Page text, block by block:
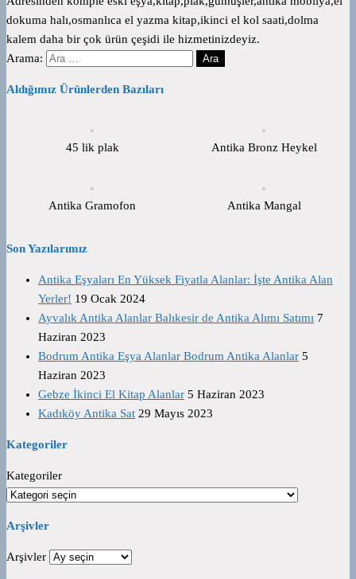
dokuma halı,osmanlıca el yazma kitap,ikinci el kol saati,dolma
kalem daha bir çok ürün çeşidi ile hizmetinizdeyiz.
Arama:
Aldığımız Ürünlerden Bazıları
45 lik plak Antika Bronz Heykel
Antika Gramofon Antika Mangal
Son Yazılarımız
Antika Eşyaları En Yüksek Fiyatla Alanlar: İşte Antika Alan
Yerler! 19 Ocak 2024
Ayvalık Antika Alanlar Balıkesir de Antika Alımı Satımı 7
Haziran 2023
Bodrum Antika Eşya Alanlar Bodrum Antika Alanlar 5
Haziran 2023
Gebze İkinci El Kitap Alanlar 5 Haziran 2023
Kadıköy Antika Sat 29 Mayıs 2023
Kategoriler
Kategoriler
Arşivler
Arşivler